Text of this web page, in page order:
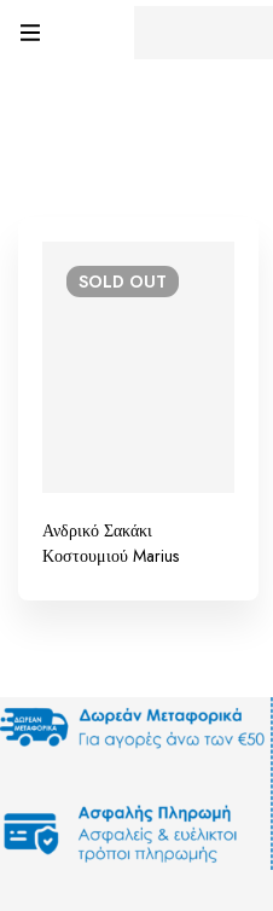
SOLD OUT
Ανδρικό Σακάκι
Κοστουμιού Marius